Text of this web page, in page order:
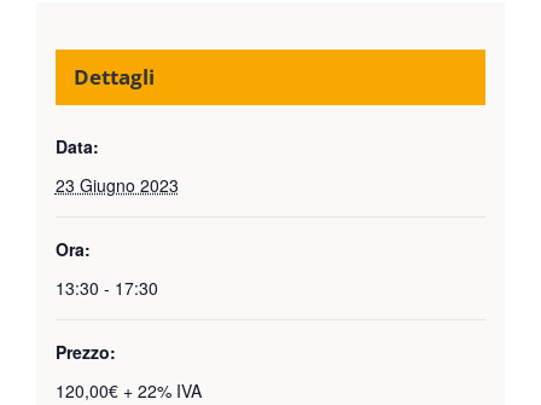
Dettagli
Data:
23 Giugno 2023
Ora:
13:30 - 17:30
Prezzo:
120,00€ + 22% IVA